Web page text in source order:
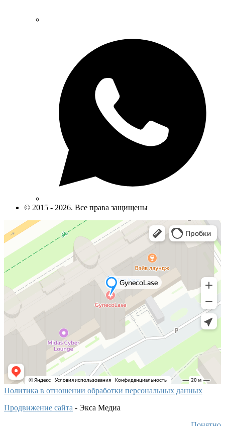
© 2015 - 2026. Все права защищены
Политика в отношении обработки персональных данных
Продвижение сайта - Экса Медиа